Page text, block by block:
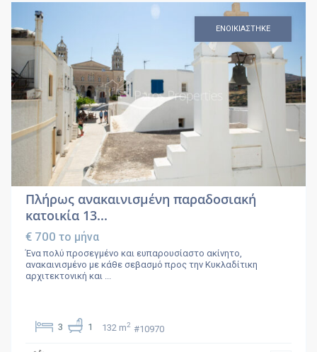
ΕΝΟΙΚΙΑΣΤΗΚΕ
Πλήρως ανακαινισμένη παραδοσιακή
κατοικία 13...
€ 700το μήνα
Ένα πολύ προσεγμένο και ευπαρουσίαστο ακίνητο,
ανακαινισμένο με κάθε σεβασμό προς την Κυκλαδίτικη
αρχιτεκτονική και ...
3 1 132 m2 #10970